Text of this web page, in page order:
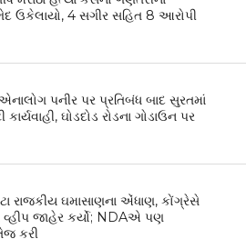
ઉકેલાયો, 4 સગીર સહિત 8 આરોપી
પનીર પર પ્રતિબંધ બાદ સુરતમાં
ઘોડદોડ રોડના ગોડાઉન પર
રાજકીય ઘમાસાણના એંધાણ, કોંગ્રેસે
વ્હીપ જાહેર કર્યો; NDAએ પણ
કરી